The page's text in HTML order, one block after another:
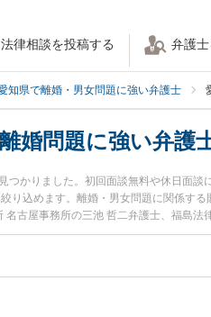
法律相談を投稿する 弁護
知県で離婚・男女問題に強い弁護士
婚問題に強い弁護
かりました。初回面談無料や休日面
り込めます。離婚・男女問題に関係す
古屋事務所の三池 哲二弁護士、福島
スによる離婚問題のトラブルを今すぐ
レスによる離婚問題を法律相談できる